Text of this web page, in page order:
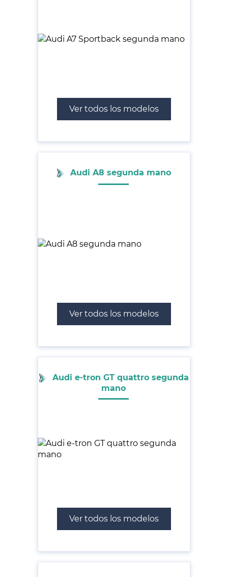
Ver todos los modelos
Audi A8 segunda mano
Ver todos los modelos
Audi e-tron GT quattro segunda
mano
Ver todos los modelos